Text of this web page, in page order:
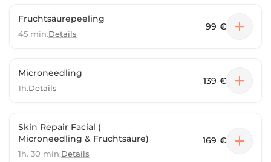
Fruchtsäurepeeling
45 min.Details
99 €
Microneedling
1h.Details
139 €
Skin Repair Facial (
Microneedling & Fruchtsäure)
1h. 30 min.Details
169 €